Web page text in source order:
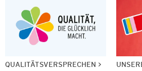
QUALITÄTSVERSPRECHEN